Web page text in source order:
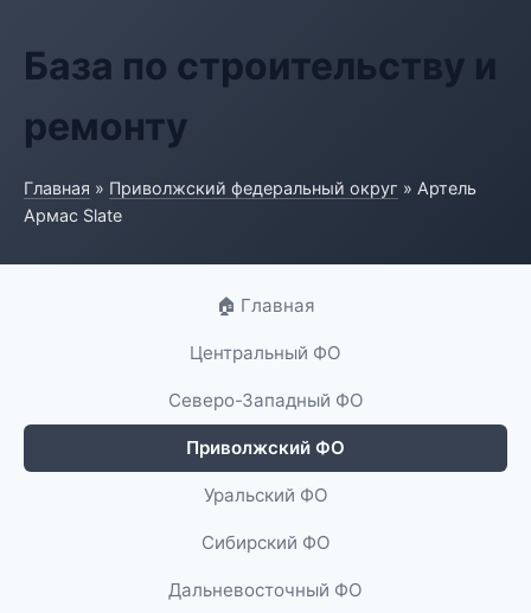
База по строительству и
ремонту
Главная » Приволжский федеральный округ » Артель
Армас Slate
🏠 Главная
Центральный ФО
Северо-Западный ФО
Приволжский ФО
Уральский ФО
Сибирский ФО
Дальневосточный ФО